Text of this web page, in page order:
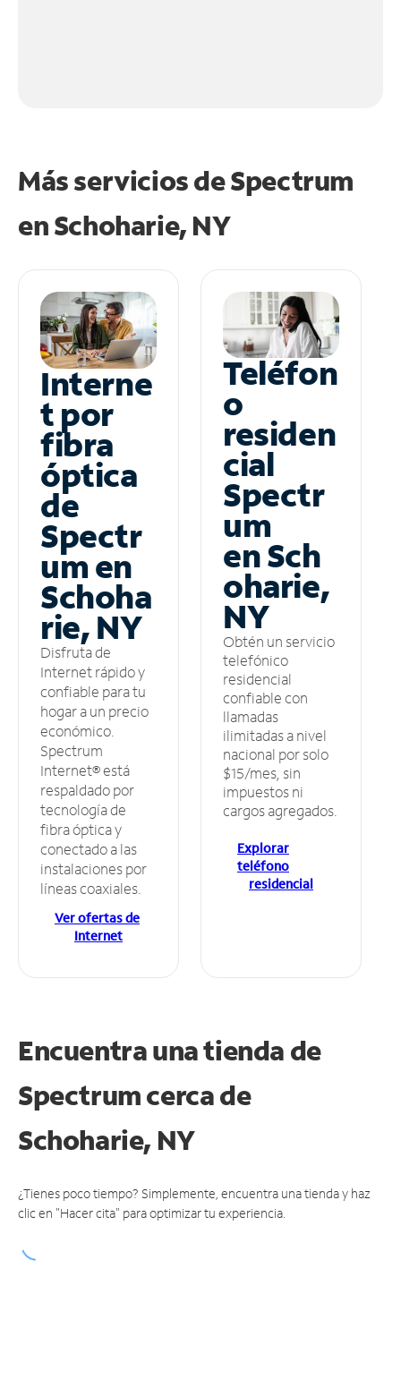
Más servicios de Spectrum
enSchoharie, NY
Interne
t por
fibra
óptica
de
Spectr
um en
Schoha
rie, NY
Disfruta de
Internet rápido y
confiable para tu
hogar a un precio
económico.
Spectrum
Internet® está
respaldado por
tecnología de
fibra óptica y
conectado a las
instalaciones por
líneas coaxiales.
Ver ofertas de
Internet
Teléfon
o
residen
cial
Spectr
um
en Sch
oharie,
NY
Obtén un servicio
telefónico
residencial
confiable con
llamadas
ilimitadas a nivel
nacional por solo
$15/mes, sin
impuestos ni
cargos agregados.
Explorar
teléfono
residencial
Encuentra una tienda de
Spectrumcerca de
Schoharie, NY
¿Tienes poco tiempo? Simplemente, encuentra una tienda y haz
clic en "Hacer cita" para optimizar tu experiencia.